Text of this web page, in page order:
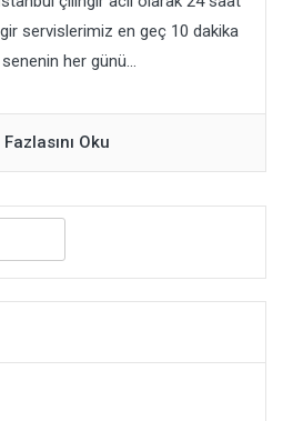
servislerimiz en geç 10 dakika
her günü...
Oku